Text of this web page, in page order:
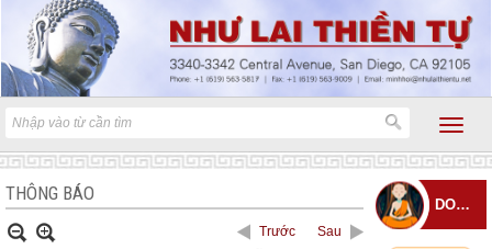
THÔNG BÁO
Trước Sau
DONATE